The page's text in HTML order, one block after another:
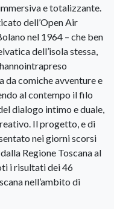
e totalizzante.
dell’Open Air
nel 1964 – che ben
dell’isola stessa,
da comiche avventure e
al contempo il filo
dialogo intimo e duale,
Il progetto, e di
nei giorni scorsi
Regione Toscana al
i risultati dei 46
nell’ambito di